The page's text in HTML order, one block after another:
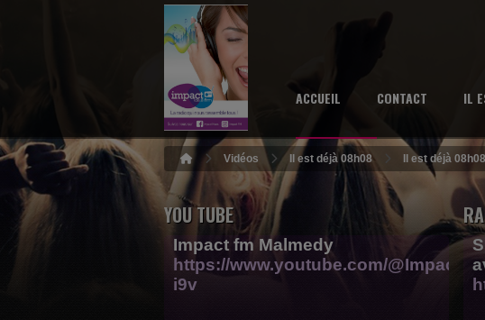
ACCUEIL CONTACT IL
Vidéos Il est déjà 08h08 Il est déjà
YOU TUBE
Impact fm Malmedy
https://www.youtube.com/
i9v